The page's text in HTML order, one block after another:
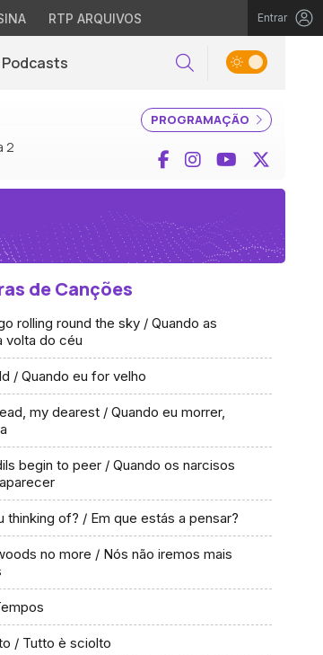
RTP ARQUIVOS Entrar
Podcasts Pesquisar
PROGRAMAÇÃO
2 Facebook
InstagramYouTube
de Canções
rolling round the sky / Quando as
volta do céu
When I am old / Quando eu for velho
my dearest / Quando eu morrer,
begin to peer / Quando os narcisos
thinking of? / Em que estás a pensar?
no more / Nós não iremos mais
Tutto è sciolto / Tutto è sciolto